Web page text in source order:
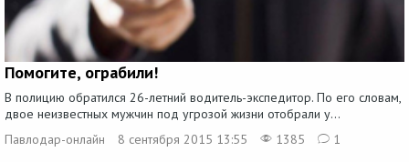
Помогите, ограбили!
В полицию обратился 26-летний водитель-экспедитор. По его словам,
двое неизвестных мужчин под угрозой жизни отобрали у...
Павлодар-онлайн
8 сентября 2015 13:55 1385 1